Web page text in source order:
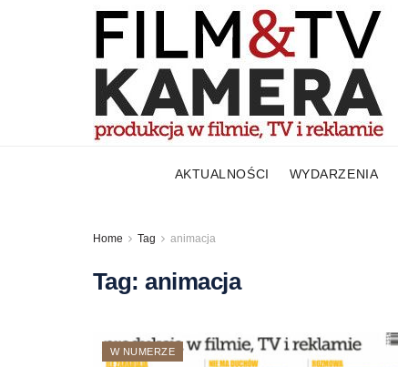
AKTUALNOŚCI WYDARZENIA
Home Tag animacja
Tag:animacja
W NUMERZE